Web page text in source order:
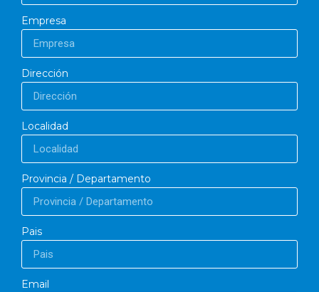
Empresa
Dirección
Localidad
Provincia / Departamento
Pais
Email